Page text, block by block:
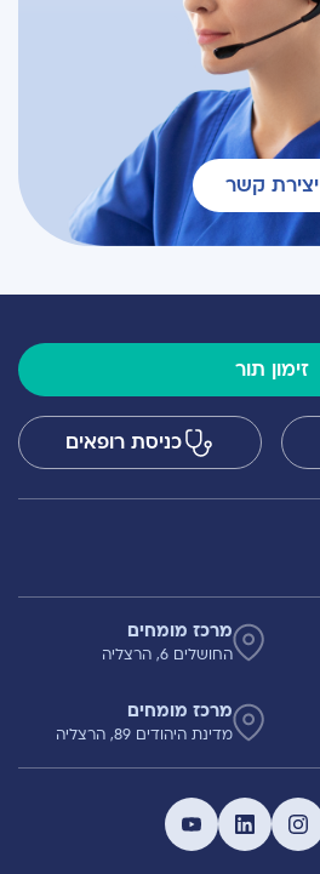
יצירת קשר
זימון תור
כניסת רופאים
מרכז מומחים
החושלים 6, הרצליה
מרכז מומחים
מדינת היהודים 89, הרצליה